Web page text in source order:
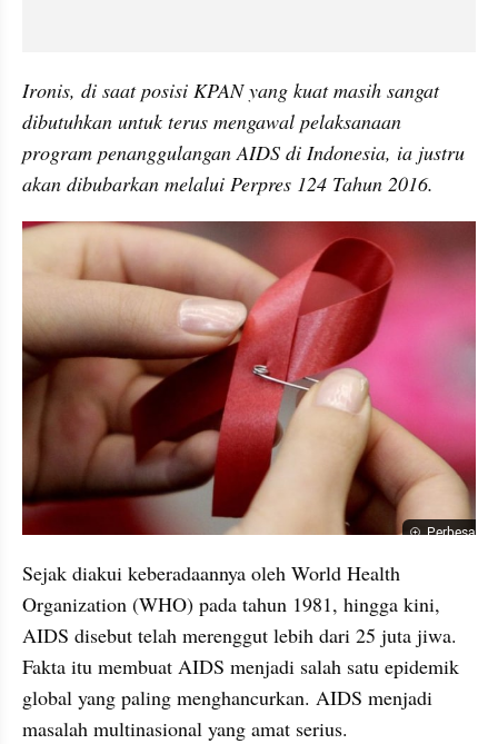
Ironis, di saat posisi KPAN yang kuat masih sangat
dibutuhkan untuk terus mengawal pelaksanaan
program penanggulangan AIDS di Indonesia, ia justru
akan dibubarkan melalui Perpres 124 Tahun 2016.
Perbesar
Sejak diakui keberadaannya oleh World Health
Organization (WHO) pada tahun 1981, hingga kini,
AIDS disebut telah merenggut lebih dari 25 juta jiwa.
Fakta itu membuat AIDS menjadi salah satu epidemik
global yang paling menghancurkan. AIDS menjadi
masalah multinasional yang amat serius.